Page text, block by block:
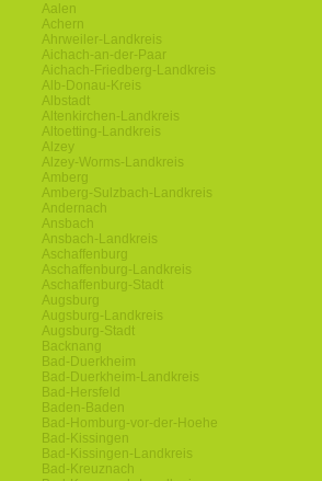
Aalen
Achern
Ahrweiler-Landkreis
Aichach-an-der-Paar
Aichach-Friedberg-Landkreis
Alb-Donau-Kreis
Albstadt
Altenkirchen-Landkreis
Altoetting-Landkreis
Alzey
Alzey-Worms-Landkreis
Amberg
Amberg-Sulzbach-Landkreis
Andernach
Ansbach
Ansbach-Landkreis
Aschaffenburg
Aschaffenburg-Landkreis
Aschaffenburg-Stadt
Augsburg
Augsburg-Landkreis
Augsburg-Stadt
Backnang
Bad-Duerkheim
Bad-Duerkheim-Landkreis
Bad-Hersfeld
Baden-Baden
Bad-Homburg-vor-der-Hoehe
Bad-Kissingen
Bad-Kissingen-Landkreis
Bad-Kreuznach